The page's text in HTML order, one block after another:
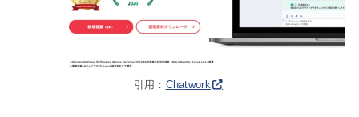
引用： Chatwork